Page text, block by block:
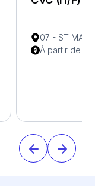
07 - ST
À partir de